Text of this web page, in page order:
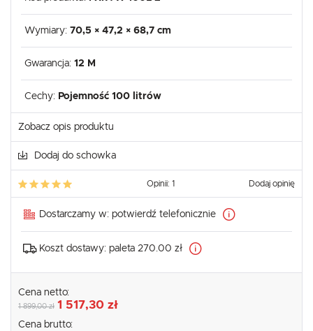
Wymiary: 70,5 × 47,2 × 68,7 cm
Gwarancja: 12 M
Cechy: Pojemność 100 litrów
Zobacz opis produktu
Dodaj do schowka
Opinii: 1 Dodaj opinię
Dostarczamy w: potwierdź telefonicznie
Koszt dostawy: paleta 270.00 zł
Cena netto:
1 899,00 zł 1 517,30 zł
Cena brutto: